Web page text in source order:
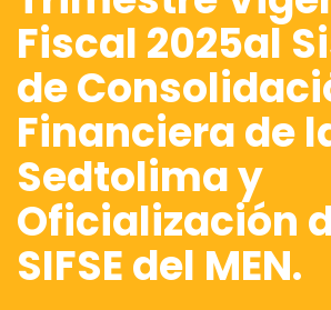
Fiscal 2025al
de
Financiera de
Sedtolima y
Oficialización
SIFSE del MEN.